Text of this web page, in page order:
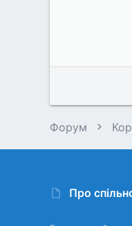
Форум
Про